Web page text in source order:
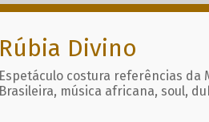
Rúbia Divino
Espetáculo costura referências da
Brasileira, música africana, soul,